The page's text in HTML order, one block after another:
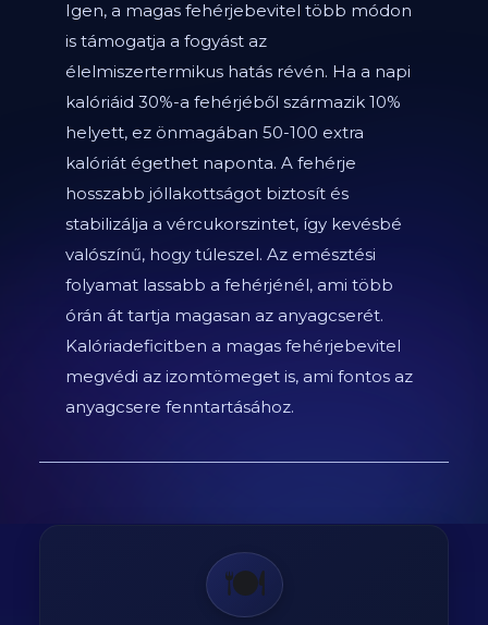
Igen, a magas fehérjebevitel több módon
is támogatja a fogyást az
élelmiszertermikus hatás révén. Ha a napi
kalóriáid 30%-a fehérjéből származik 10%
helyett, ez önmagában 50-100 extra
kalóriát égethet naponta. A fehérje
hosszabb jóllakottságot biztosít és
stabilizálja a vércukorszintet, így kevésbé
valószínű, hogy túleszel. Az emésztési
folyamat lassabb a fehérjénél, ami több
órán át tartja magasan az anyagcserét.
Kalóriadeficitben a magas fehérjebevitel
megvédi az izomtömeget is, ami fontos az
anyagcsere fenntartásához.
🍽️